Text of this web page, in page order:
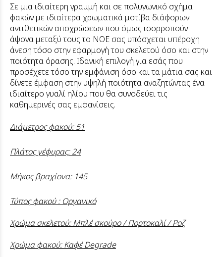
Σε μια ιδιαίτερη γραμμή και σε πολυγωνικό σχήμα
φακών με ιδιαίτερα χρωματικά μοτίβα διάφορων
αντιθετικών αποχρώσεων που όμως ισορροπούν
άψογα μεταξύ τους το ΝΟΕ σας υπόσχεται υπέροχη
άνεση τόσο στην εφαρμογή του σκελετού όσο και στην
ποιότητα όρασης. Ιδανική επιλογή για εσάς που
προσέχετε τόσο την εμφάνιση όσο και τα μάτια σας και
δίνετε έμφαση στην υψηλή ποιότητα αναζητώντας ένα
ιδιαίτερο γυαλί ηλίου που θα συνοδεύει τις
καθημερινές σας εμφανίσεις.
Διάμετρος φακού: 51
Πλάτος γέφυρας: 24
Μήκος βραχίονα: 145
Τύπος φακού : Οργανικό
Χρώμα σκελετού: Μπλέ σκούρο / Πορτοκαλί / Ροζ
Χρώμα φακού: Καφέ Degrade